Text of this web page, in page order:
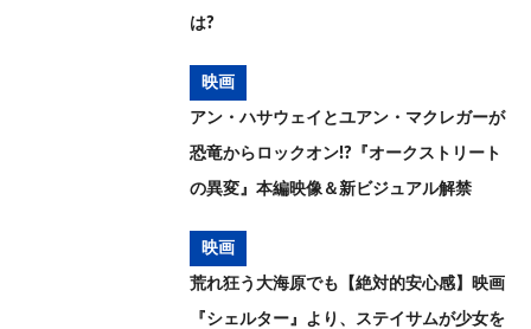
は?
映画
アン・ハサウェイとユアン・マクレガーが
恐竜からロックオン!?『オークストリート
の異変』本編映像＆新ビジュアル解禁
映画
荒れ狂う大海原でも【絶対的安心感】映画
『シェルター』より、ステイサムが少女を